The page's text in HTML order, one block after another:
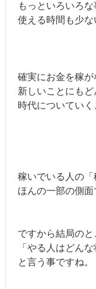
もっといろいろな
使える時間も少な
確実にお金を稼が
新しいことにも
時代についていく
稼いでいる人の「
ほんの一部の側面
ですから結局のと
「やる人はどん
と言う事ですね。